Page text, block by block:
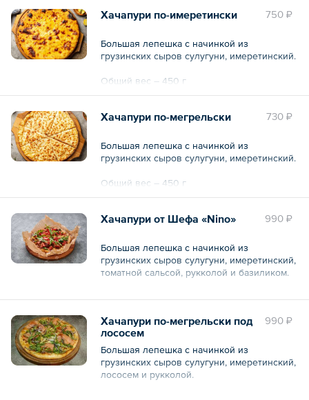
750 ₽
Хачапури по-имеретински
Большая лепешка с начинкой из
грузинских сыров сулугуни, имеретинский.
Общий вес – 450 г
730 ₽
Хачапури по-мегрельски
Большая лепешка с начинкой из
грузинских сыров сулугуни, имеретинский.
Общий вес – 450 г
990 ₽
Хачапури от Шефа «Nino»
Большая лепешка с начинкой из
грузинских сыров сулугуни, имеретинский,
томатной сальсой, рукколой и базиликом.
Общий вес – 350 г
990 ₽
Хачапури по-мегрельски под
лососем
Большая лепешка с начинкой из
грузинских сыров сулугуни, имеретинский,
лососем и рукколой.